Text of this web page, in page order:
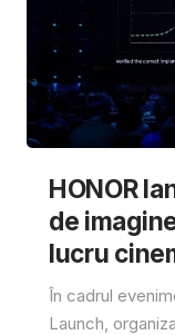
HONOR
de
lucru
În cadrul
Launch,